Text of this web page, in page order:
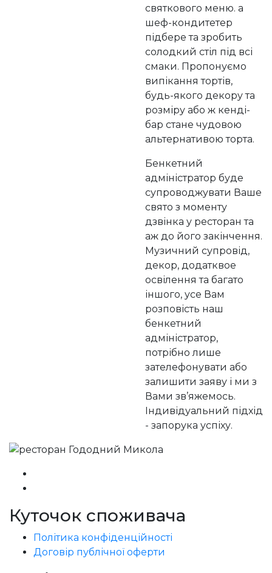
святкового меню. а
шеф-кондитетер
підбере та зробить
солодкий стіл під всі
смаки. Пропонуємо
випікання тортів,
будь-якого декору та
розміру або ж кенді-
бар стане чудовою
альтернативою торта.
Бенкетний
адміністратор буде
супроводжувати Ваше
свято з моменту
дзвінка у ресторан та
аж до його закінчення.
Музичний супровід,
декор, додатквое
освілення та багато
іншого, усе Вам
розповість наш
бенкетний
адміністратор,
потрібно лише
зателефонувати або
залишити заяву і ми з
Вами зв’яжемось.
Індивідуальний підхід
- запорука успіху.
Куточок споживача
Політика конфіденційності
Договір публічної оферти